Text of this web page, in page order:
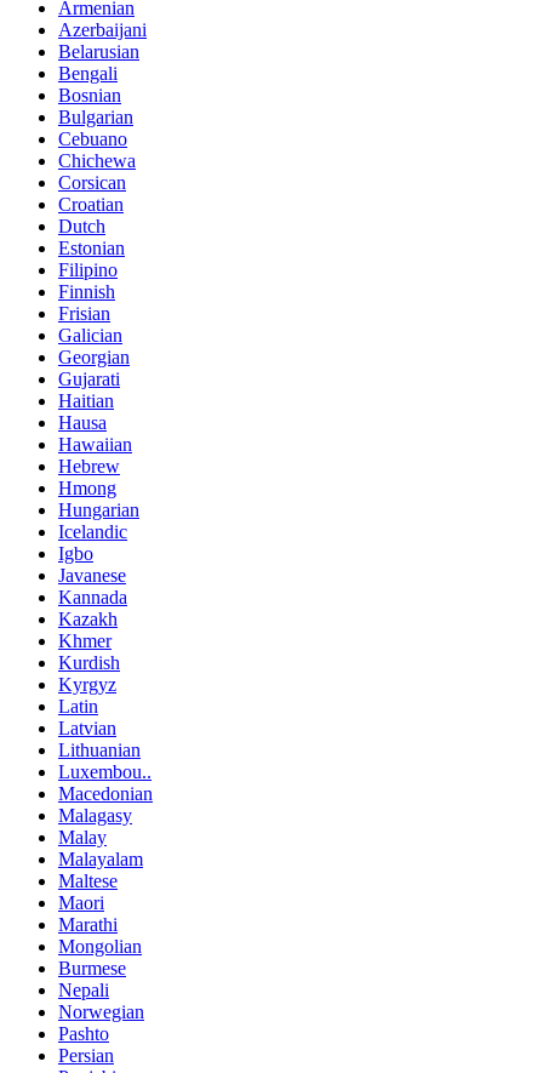
Armenian
Azerbaijani
Belarusian
Bengali
Bosnian
Bulgarian
Cebuano
Chichewa
Corsican
Croatian
Dutch
Estonian
Filipino
Finnish
Frisian
Galician
Georgian
Gujarati
Haitian
Hausa
Hawaiian
Hebrew
Hmong
Hungarian
Icelandic
Igbo
Javanese
Kannada
Kazakh
Khmer
Kurdish
Kyrgyz
Latin
Latvian
Lithuanian
Luxembou..
Macedonian
Malagasy
Malay
Malayalam
Maltese
Maori
Marathi
Mongolian
Burmese
Nepali
Norwegian
Pashto
Persian